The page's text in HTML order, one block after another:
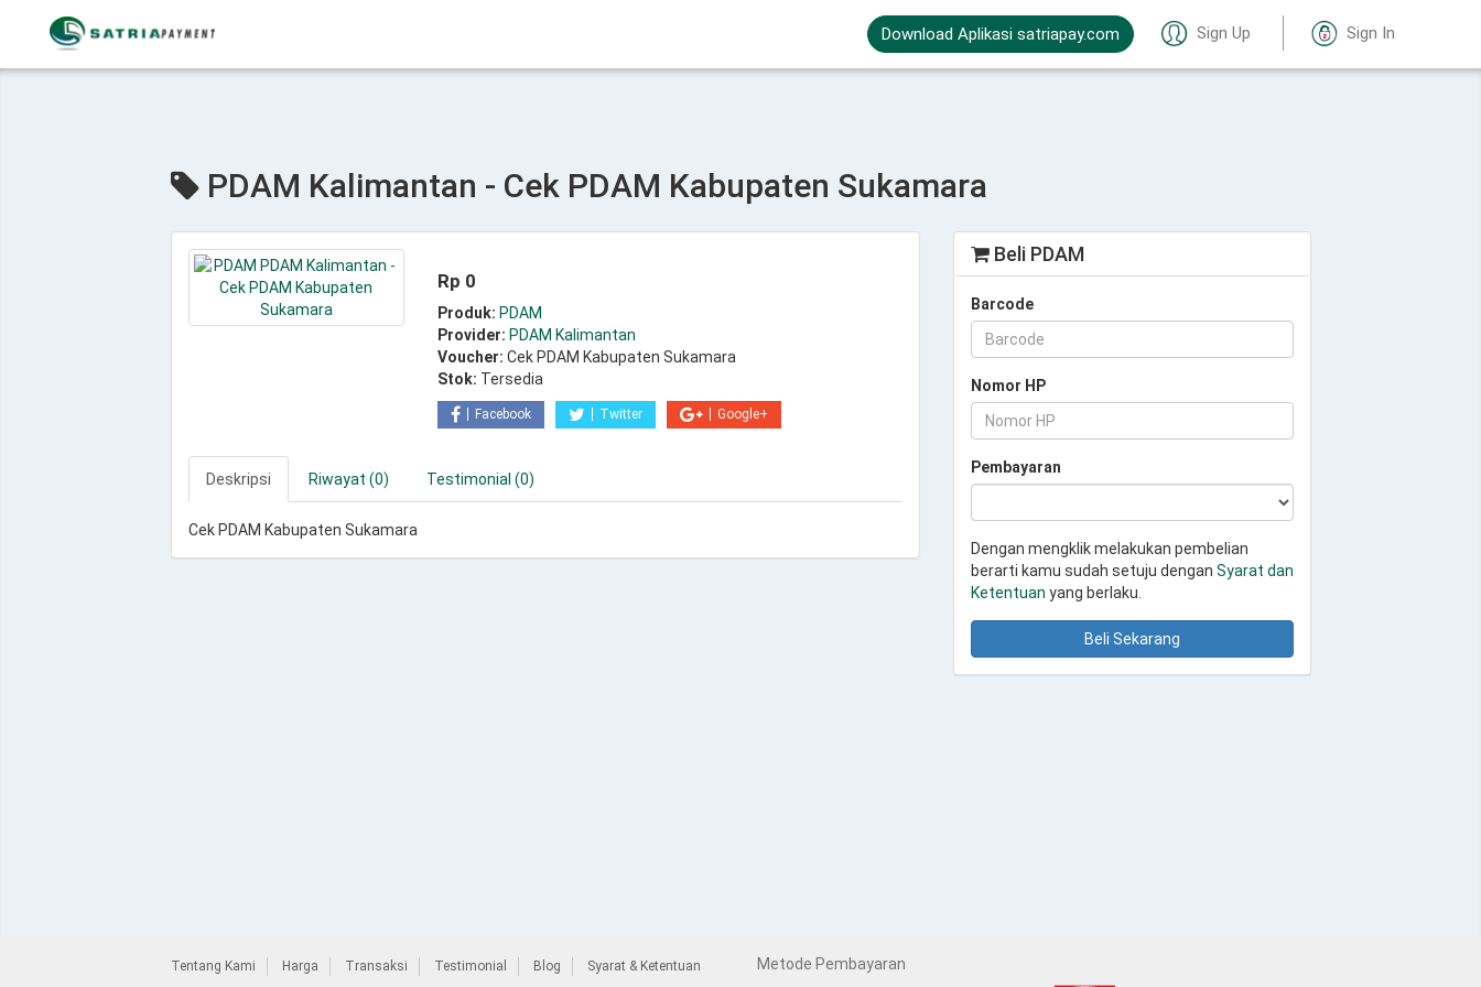
Download Aplikasi satriapay.com Sign Up Sign In
PDAM Kalimantan - Cek PDAM Kabupaten Sukamara
Rp 0
Produk: PDAM
Provider: PDAM Kalimantan
Voucher: Cek PDAM Kabupaten Sukamara
Stok: Tersedia
Facebook Twitter Google+
Deskripsi Riwayat (0) Testimonial (0)
Cek PDAM Kabupaten Sukamara
Beli PDAM
Barcode
Nomor HP
Pembayaran
Dengan mengklik melakukan pembelian
berarti kamu sudah setuju dengan Syarat dan
Ketentuan yang berlaku.
Beli Sekarang
Tentang Kami Harga Transaksi Testimonial Blog Syarat & Ketentuan Metode Pembayaran